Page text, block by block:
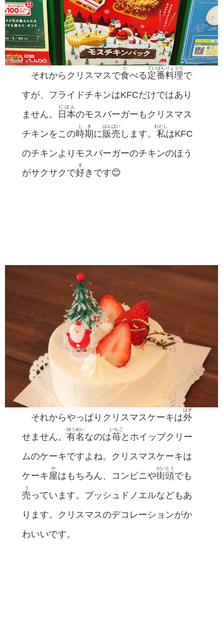
それからクリスマスで食
た
べる定番
ていばん
料理
りょうり
で
すが、フライドチキンはKFCだけではあり
ません。
日本
にほん
のモスバーガーもクリスマス
チキンをこの時期
じき
に販売
はんばい
します。 私
わたし
はKFC
のチキンよりモスバーガーのチキンのほう
がサクサクで好
す
きです😊
それからやっぱりクリスマスケーキは外
はず
せません。有名
ゆうめい
なのは苺
いちご
とホイップクリー
ムのケーキですよね。クリスマスケーキは
ケーキ 屋
や
はもちろん、コンビニや街頭
がいとう
でも
売
う
っています。ブッシュドノエルなどもあ
ります。クリスマスのデコレーションがか
わいいです。